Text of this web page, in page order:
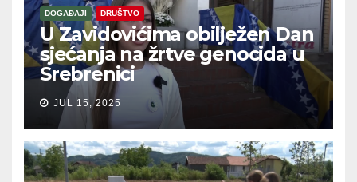
DOGAĐAJI DRUŠTVO
U Zavidovićima obilježen Dan
sjećanja na žrtve genocida u
Srebrenici
JUL 15, 2025